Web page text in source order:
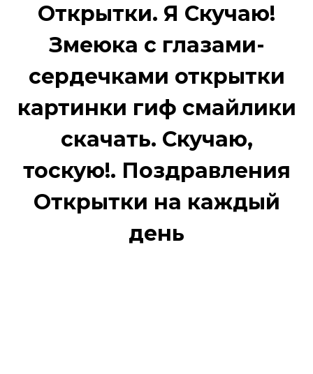
Открытки. Я Скучаю!
Змеюка с глазами-
сердечками открытки
картинки гиф смайлики
скачать. Скучаю,
тоскую!. Поздравления
Открытки на каждый
день